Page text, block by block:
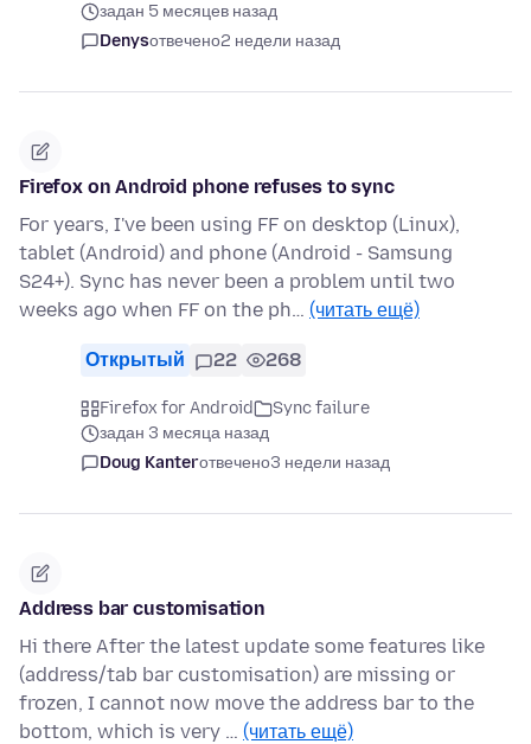
задан 5 месяцев назад
Denysотвечено2 недели назад
Firefox on Android phone refuses to sync
For years, I've been using FF on desktop (Linux),
tablet (Android) and phone (Android - Samsung
S24+). Sync has never been a problem until two
weeks ago when FF on the ph… (читать ещё)
Открытый 22 268
Firefox for Android
Sync failure
задан 3 месяца назад
Doug Kanterотвечено3 недели назад
Address bar customisation
Hi there After the latest update some features like
(address/tab bar customisation) are missing or
frozen, I cannot now move the address bar to the
bottom, which is very … (читать ещё)